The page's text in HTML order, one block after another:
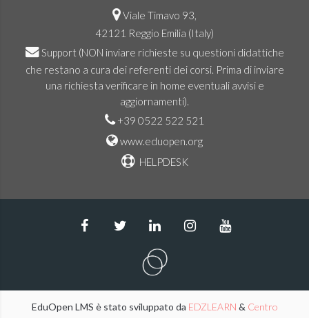
Viale Timavo 93,
42121 Reggio Emilia (Italy)
Support (NON inviare richieste su questioni didattiche
che restano a cura dei referenti dei corsi. Prima di inviare
una richiesta verificare in home eventuali avvisi e
aggiornamenti).
+39 0522 522 521
www.eduopen.org
HELPDESK
EduOpen LMS è stato sviluppato da EDZLEARN & Centro